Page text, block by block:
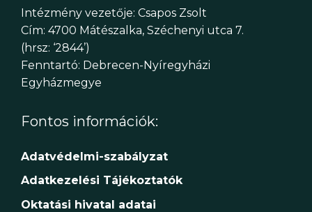
Intézmény vezetője: Csapos Zsolt
Cím: 4700 Mátészalka, Széchenyi utca 7.
(hrsz: ‘2844’)
Fenntartó: Debrecen-Nyíregyházi
Egyházmegye
Fontos információk:
Adatvédelmi-szabályzat
Adatkezelési Tájékoztatók
Oktatási hivatal adatai